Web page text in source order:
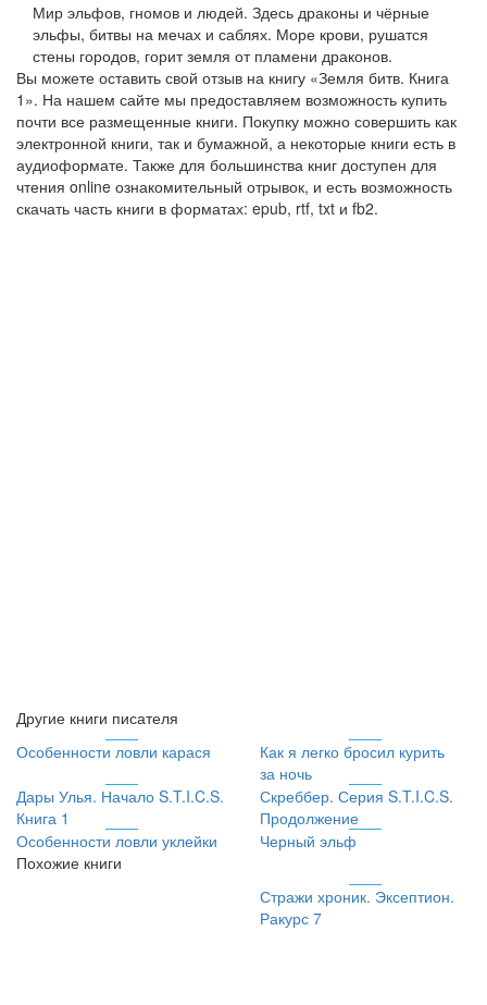
Мир эльфов, гномов и людей. Здесь драконы и чёрные
эльфы, битвы на мечах и саблях. Море крови, рушатся
стены городов, горит земля от пламени драконов.
Вы можете оставить свой отзыв на книгу «Земля битв. Книга
1». На нашем сайте мы предоставляем возможность купить
почти все размещенные книги. Покупку можно совершить как
электронной книги, так и бумажной, а некоторые книги есть в
аудиоформате. Также для большинства книг доступен для
чтения online ознакомительный отрывок, и есть возможность
скачать часть книги в форматах: epub, rtf, txt и fb2.
Другие книги писателя
Особенности ловли карася
Как я легко бросил курить
за ночь
Дары Улья. Начало S.T.I.C.S.
Книга 1
Скреббер. Серия S.T.I.C.S.
Продолжение
Особенности ловли уклейки
Черный эльф
Похожие книги
Стражи хроник. Эксептион.
Ракурс 7